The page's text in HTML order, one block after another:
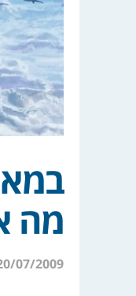
מה
07/2009